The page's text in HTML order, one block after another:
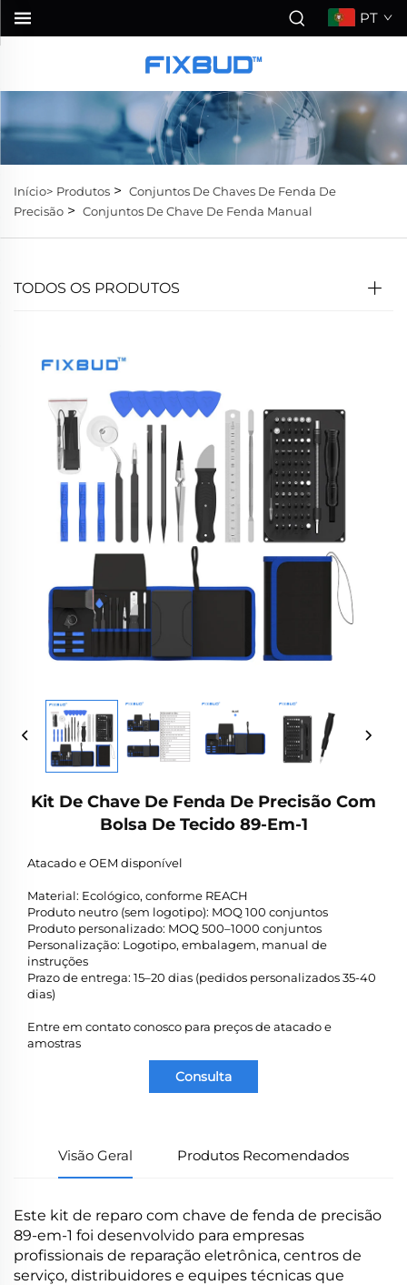
PT
Início> Produtos > Conjuntos De Chaves De Fenda De
Precisão > Conjuntos De Chave De Fenda Manual
TODOS OS PRODUTOS
Kit De Chave De Fenda De Precisão Com
Bolsa De Tecido 89-Em-1
Atacado e OEM disponível
Material: Ecológico, conforme REACH
Produto neutro (sem logotipo): MOQ 100 conjuntos
Produto personalizado: MOQ 500–1000 conjuntos
Personalização: Logotipo, embalagem, manual de
instruções
Prazo de entrega: 15–20 dias (pedidos personalizados 35-40
dias)
Entre em contato conosco para preços de atacado e
amostras
Consulta
Visão Geral Produtos Recomendados
Este kit de reparo com chave de fenda de precisão
89-em-1 foi desenvolvido para empresas
profissionais de reparação eletrônica, centros de
serviço, distribuidores e equipes técnicas que